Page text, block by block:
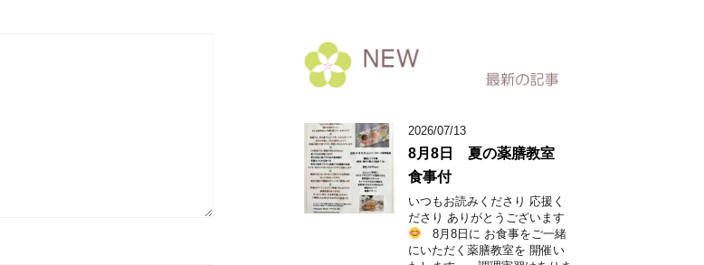
2026/07/13
8月8日 夏の薬膳教室
食事付
いつもお読みくださり 応援く
ださり ありがとうございます
8月8日に お食事をご一緒
にいただく薬膳教室を 開催い